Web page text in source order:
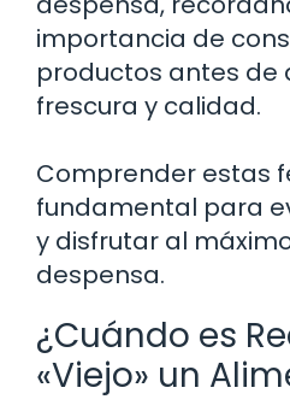
importancia de
productos antes de
frescura y calidad.
Comprender estas
fundamental para
y disfrutar al
despensa.
¿Cuándo es
«Viejo» un